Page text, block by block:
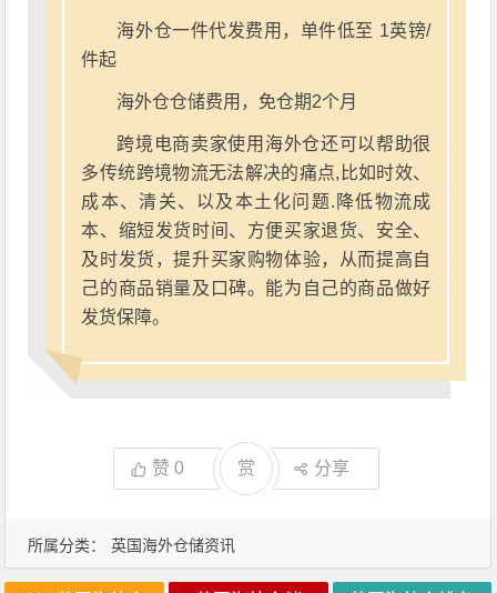
所属分类： 英国海外仓储资讯
海外仓一件代发费用，单件低至 1英镑/
件起
海外仓仓储费用，免仓期2个月
跨境电商卖家使用海外仓还可以帮助很
多传统跨境物流无法解决的痛点,比如时效、
成本、清关、以及本土化问题.降低物流成
本、缩短发货时间、方便买家退货、安全、
及时发货，提升买家购物体验，从而提高自
己的商品销量及口碑。能为自己的商品做好
发货保障。
赞0 赏 分享